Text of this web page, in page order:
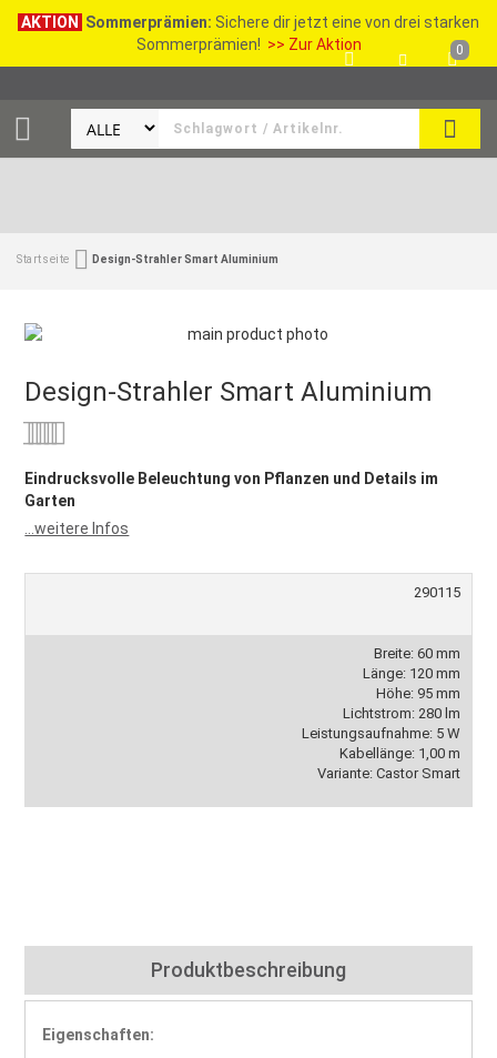
AKTION Sommerprämien: Sichere dir jetzt eine von drei starken
Sommerprämien! >> Zur Aktion 0
Startseite Design-Strahler Smart Aluminium
Design-Strahler Smart Aluminium
Eindrucksvolle Beleuchtung von Pflanzen und Details im
Garten
...weitere Infos
290115
Breite: 60 mm
Länge: 120 mm
Höhe: 95 mm
Lichtstrom: 280 lm
Leistungsaufnahme: 5 W
Kabellänge: 1,00 m
Variante: Castor Smart
Produktbeschreibung
Eigenschaften: